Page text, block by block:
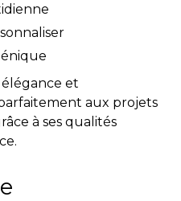
et
aux projets
à ses qualités